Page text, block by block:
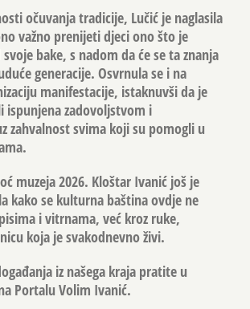
očuvanja tradicije, Lučić je naglasila
važno prenijeti djeci ono što je
bake, s nadom da će se ta znanja
generacije. Osvrnula se i na
manifestacije, istaknuvši da je
ispunjena zadovoljstvom i
zahvalnost svima koji su pomogli u
muzeja 2026. Kloštar Ivanić još je
kako se kulturna baština ovdje ne
i vitrnama, već kroz ruke,
koja je svakodnevno živi.
iz našega kraja pratite u
Portalu Volim Ivanić.